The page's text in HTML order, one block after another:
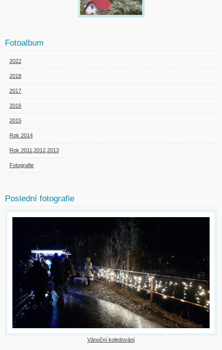
Fotoalbum
2022
2018
2017
2016
2015
Rok 2014
Rok 2011,2012,2013
Fotografie
Poslední fotografie
Vánoční koledování